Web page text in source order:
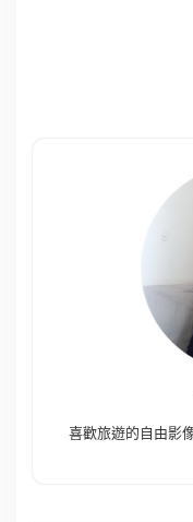
喜歡旅遊的自由影